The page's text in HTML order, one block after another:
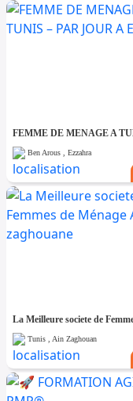
Ben Arous , Ezzahra
Tunis , Ain Zaghouan